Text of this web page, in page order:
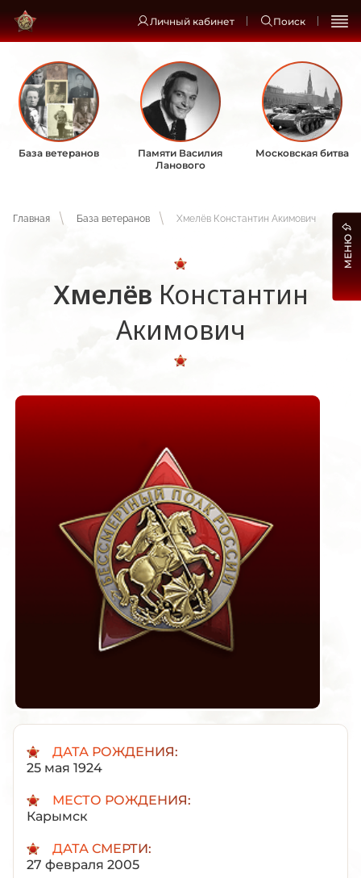
Личный кабинет Поиск
База ветеранов
Памяти Василия
Ланового
Московская битва
Главная База ветеранов Хмелёв Константин Акимович
Хмелёв Константин
Акимович
ДАТА РОЖДЕНИЯ:
25 мая 1924
МЕСТО РОЖДЕНИЯ:
Карымск
ДАТА СМЕРТИ:
27 февраля 2005
МЕНЮ